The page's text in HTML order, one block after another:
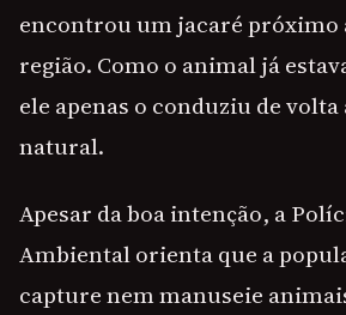
encontrou um jacaré próximo
região. Como o animal já
ele apenas o conduziu de
natural.
Apesar da boa intenção, a
Ambiental orienta que a
capture nem manuseie